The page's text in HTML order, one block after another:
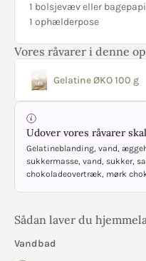
1 bolsjevæv eller
1 ophælderpose
Vores råvarer i denne
Gelatine ØKO 100 g
Udover vores råvarer
Gelatineblanding, vand,
sukkermasse, vand, sukker,
chokoladeovertræk, mørk
Sådan laver du
Vandbad